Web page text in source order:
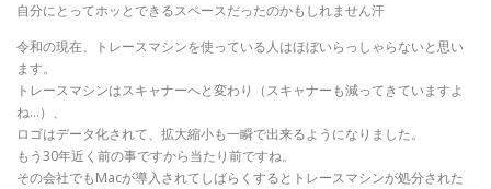
自分にとってホッとできるスペースだったのかもしれません汗
令和の現在、トレースマシンを使っている人はほぼいらっしゃらないと思い
ます。
トレースマシンはスキャナーへと変わり（スキャナーも減ってきていますよ
ね…）、
ロゴはデータ化されて、拡大縮小も一瞬で出来るようになりました。
もう30年近く前の事ですから当たり前ですね。
その会社でもMacが導入されてしばらくするとトレースマシンが処分された